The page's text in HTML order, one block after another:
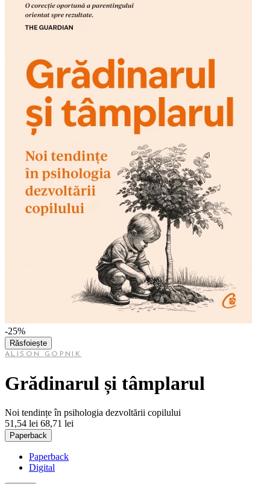
-25%
Răsfoiește
ALISON GOPNIK
Grădinarul și tâmplarul
Noi tendințe în psihologia dezvoltării copilului
51,54 lei 68,71 lei
Paperback
Paperback
Digital